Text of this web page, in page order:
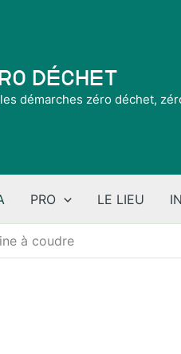
Déchet
démarches zéro déchet,
PRO LE LIEU
à coudre